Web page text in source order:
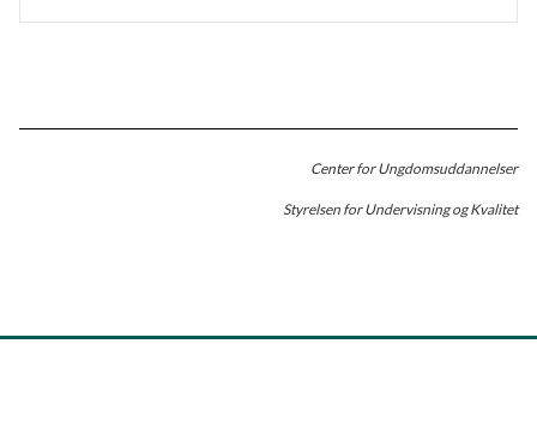
Center for Ungdomsuddannelser
Styrelsen for Undervisning og Kvalitet